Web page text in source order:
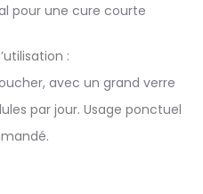
pour une cure courte
:
avec un grand verre
par jour. Usage ponctuel